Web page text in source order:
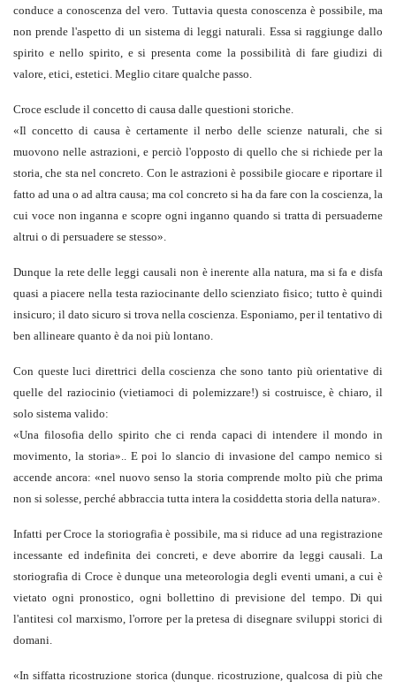
conduce a conoscenza del vero. Tuttavia questa conoscenza è possibile, ma
non prende l'aspetto di un sistema di leggi naturali. Essa si raggiunge dallo
spirito e nello spirito, e si presenta come la possibilità di fare giudizi di
valore, etici, estetici. Meglio citare qualche passo.
Croce esclude il concetto di causa dalle questioni storiche.
«Il concetto di causa è certamente il nerbo delle scienze naturali, che si
muovono nelle astrazioni, e perciò l'opposto di quello che si richiede per la
storia, che sta nel concreto. Con le astrazioni è possibile giocare e riportare il
fatto ad una o ad altra causa; ma col concreto si ha da fare con la coscienza, la
cui voce non inganna e scopre ogni inganno quando si tratta di persuaderne
altrui o di persuadere se stesso».
Dunque la rete delle leggi causali non è inerente alla natura, ma si fa e disfa
quasi a piacere nella testa raziocinante dello scienziato fisico; tutto è quindi
insicuro; il dato sicuro si trova nella coscienza. Esponiamo, per il tentativo di
ben allineare quanto è da noi più lontano.
Con queste luci direttrici della coscienza che sono tanto più orientative di
quelle del raziocinio (vietiamoci di polemizzare!) si costruisce, è chiaro, il
solo sistema valido:
«Una filosofia dello spirito che ci renda capaci di intendere il mondo in
movimento, la storia».. E poi lo slancio di invasione del campo nemico si
accende ancora: «nel nuovo senso la storia comprende molto più che prima
non si solesse, perché abbraccia tutta intera la cosiddetta storia della natura».
Infatti per Croce la storiografia è possibile, ma si riduce ad una registrazione
incessante ed indefinita dei concreti, e deve aborrire da leggi causali. La
storiografia di Croce è dunque una meteorologia degli eventi umani, a cui è
vietato ogni pronostico, ogni bollettino di previsione del tempo. Di qui
l'antitesi col marxismo, l'orrore per la pretesa di disegnare sviluppi storici di
domani.
«In siffatta ricostruzione storica(dunque. ricostruzione, qualcosa di più che